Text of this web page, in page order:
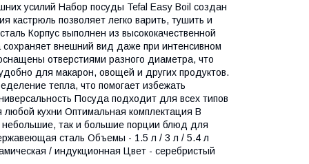
усилий Набор посуды Tefal Easy Boil создан
кастрюль позволяет легко варить, тушить и
Корпус выполнен из высококачественной
внешний вид даже при интенсивном
отверстиями разного диаметра, что
для макарон, овощей и других продуктов.
тепла, что помогает избежать
Посуда подходит для всех типов
кухни Оптимальная комплектация В
небольшие, так и большие порции блюд для
сталь Объемы - 1.5 л / 3 л / 5.4 л
/ индукционная Цвет - серебристый